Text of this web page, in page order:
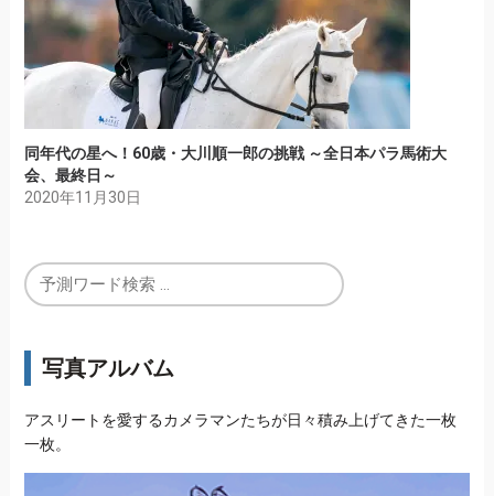
同年代の星へ！60歳・大川順一郎の挑戦 ～全日本パラ馬術大
会、最終日～
2020年11月30日
写真アルバム
アスリートを愛するカメラマンたちが日々積み上げてきた一枚
一枚。